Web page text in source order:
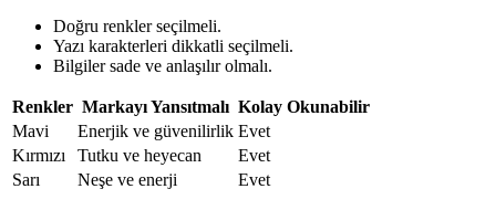
Doğru renkler seçilmeli.
Yazı karakterleri dikkatli seçilmeli.
Bilgiler sade ve anlaşılır olmalı.
Renkler Markayı Yansıtmalı Kolay Okunabilir
Mavi
Enerjik ve güvenilirlik Evet
Kırmızı
Tutku ve heyecan
Evet
Sarı
Neşe ve enerji Evet